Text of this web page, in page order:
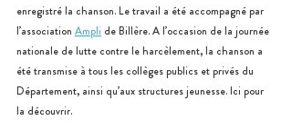
enregistré la chanson. Le travail a été accompagné par
l’association Ampli de Billère. A l’occasion de la journée
nationale de lutte contre le harcèlement, la chanson a
été transmise à tous les collèges publics et privés du
Département, ainsi qu’aux structures jeunesse. Ici pour
la découvrir.